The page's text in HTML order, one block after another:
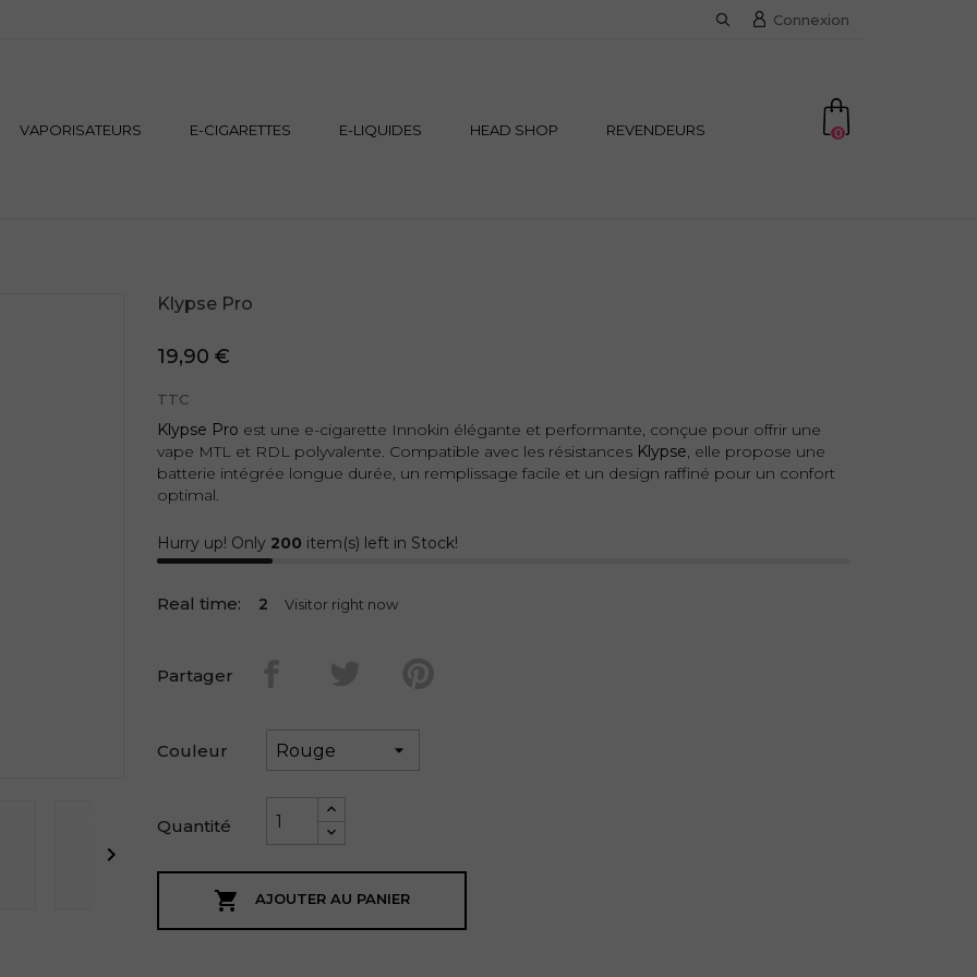
Connexion
VAPORISATEURS E-CIGARETTES E-LIQUIDES HEAD SHOP REVENDEURS 0

Klypse Pro
19,90 €
TTC
Klypse Pro est une e-cigarette Innokin élégante et performante, conçue pour offrir une
vape MTL et RDL polyvalente. Compatible avec les résistances Klypse, elle propose une
batterie intégrée longue durée, un remplissage facile et un design raffiné pour un confort
optimal.
Hurry up! Only 200 item(s) left in Stock!
Real time: 2 Visitor right now
Partager
Couleur
Quantité
 AJOUTER AU PANIER